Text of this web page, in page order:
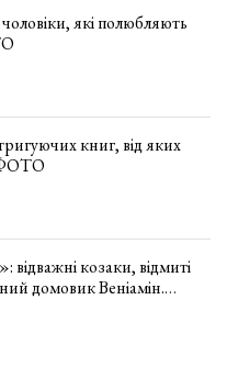
які полюбляють
книг, від яких
ФОТО
відважні козаки, відмиті
домовик Веніамін.